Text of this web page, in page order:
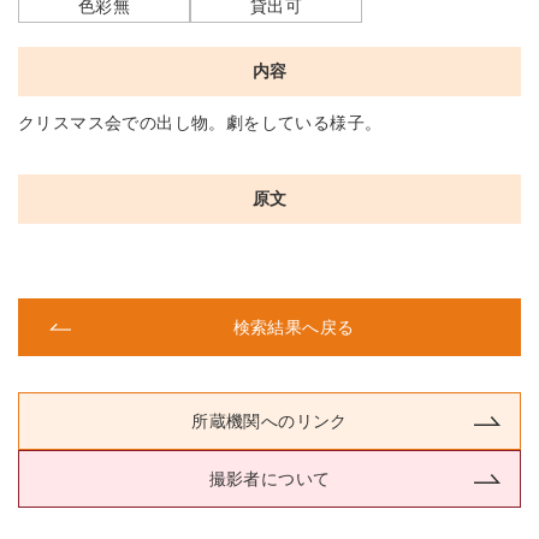
色彩無 貸出可
内容
クリスマス会での出し物。劇をしている様子。
原文
検索結果へ戻る
所蔵機関へのリンク
撮影者について